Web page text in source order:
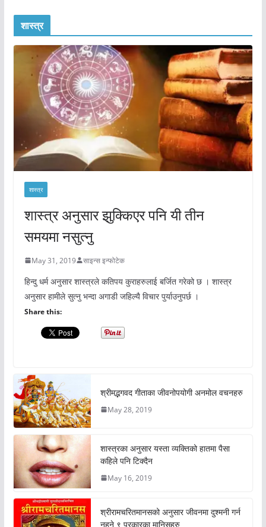
शास्त्र
शास्त्र
शास्त्र अनुसार झुक्किएर पनि यी तीन
समयमा नसुत्नु
May 31, 2019 साइन्स इन्फोटेक
हिन्दु धर्म अनुसार शास्त्रले कतिपय कुराहरुलाई बर्जित गरेको छ । शास्त्र
अनुसार हामीले सुत्नु भन्दा अगाडी जहिल्यै विचार पुर्याउनुपर्छ ।
Share this:
श्रीमद्भगवद गीताका जीवनोपयोगी अनमोल वचनहरु
May 28, 2019
शास्त्रका अनुसार यस्ता व्यक्तिको हातमा पैसा
कहिले पनि टिक्दैन
May 16, 2019
श्रीरामचरितमानसको अनुसार जीवनमा दुश्मनी गर्न
नहुने ९ प्रकारका मानिसहरु